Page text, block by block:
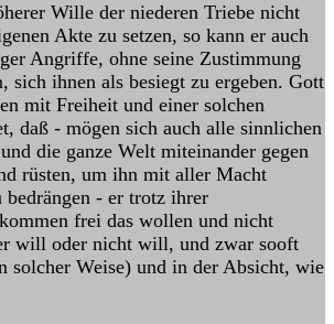
Wille der niederen Triebe nicht
Akte zu setzen, so kann er auch
Angriffe, ohne seine Zustimmung
sich ihnen als besiegt zu ergeben. Gott
mit Freiheit und einer solchen
daß - mögen sich auch alle sinnlichen
die ganze Welt miteinander gegen
rüsten, um ihn mit aller Macht
bedrängen - er trotz ihrer
frei das wollen und nicht
will oder nicht will, und zwar sooft
solcher Weise) und in der Absicht, wie